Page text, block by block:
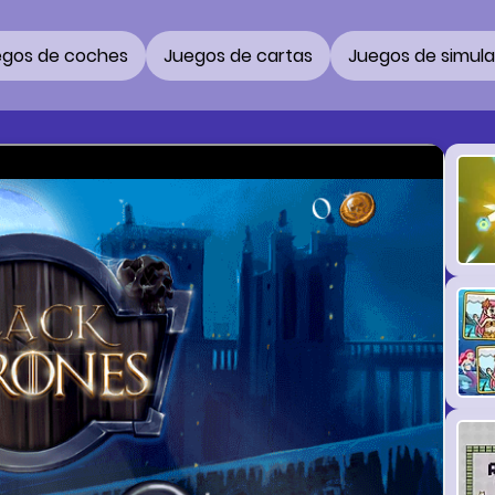
de coches Juegos de cartas Juegos de